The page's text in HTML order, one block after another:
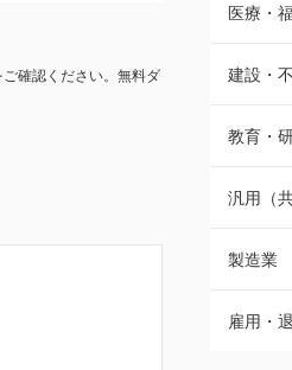
ご確認ください。無料ダ
医療・
建設・
教育・
汎用（共
製造業
雇用・